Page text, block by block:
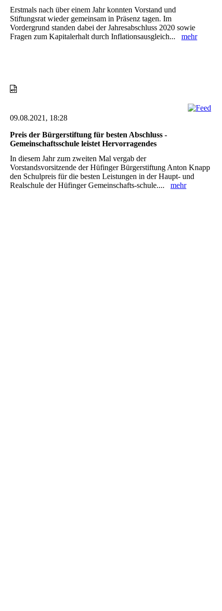
Erstmals nach über einem Jahr konnten Vorstand und
Stiftungsrat wieder gemeinsam in Präsenz tagen. Im
Vordergrund standen dabei der Jahresabschluss 2020 sowie
Fragen zum Kapitalerhalt durch Inflationsausgleich... mehr
09.08.2021, 18:28
Preis der Bürgerstiftung für besten Abschluss -
Gemeinschaftsschule leistet Hervorragendes
In diesem Jahr zum zweiten Mal vergab der
Vorstandsvorsitzende der Hüfinger Bürgerstiftung Anton Knapp
den Schulpreis für die besten Leistungen in der Haupt- und
Realschule der Hüfinger Gemeinschafts-schule.... mehr